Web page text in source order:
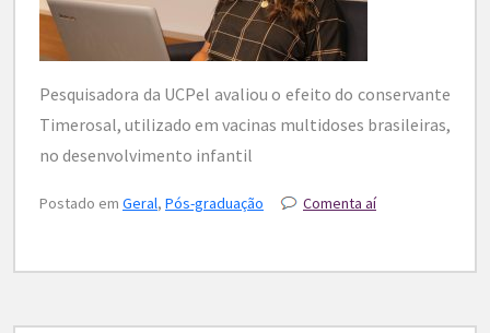
Pesquisadora da UCPel avaliou o efeito do conservante
Timerosal, utilizado em vacinas multidoses brasileiras,
no desenvolvimento infantil
Postado em Geral, Pós-graduação Comenta aí